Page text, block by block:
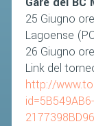
25 Giugno
Lagoense
26 Giugno
Link del
http://